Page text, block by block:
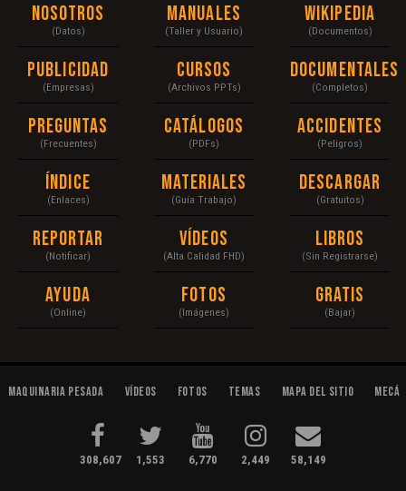
Nosotros
(Datos)
Publicidad
(Empresas)
Preguntas
(Frecuentes)
Índice
(Enlaces)
Reportar
(Notificar)
Ayuda
(Online)
Manuales
(Taller y Usuario)
Cursos
(Archivos PPTs)
Catálogos
(PDFs)
Materiales
(Guía Trabajo)
Vídeos
(Alta Calidad FHD)
Fotos
(Imágenes)
Wikipedia
(Documentos)
Documentales
(Completos)
Accidentes
(Peligros)
Descargar
(Gratuitos)
Libros
(Sin Registrarse)
Gratis
(Bajar)
Maquinaria Pesada Vídeos Fotos Temas Mapa del Sitio
308,607 1,553 6,770 2,449 58,149